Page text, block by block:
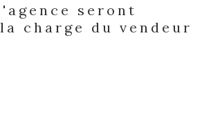
seront
charge du vendeur